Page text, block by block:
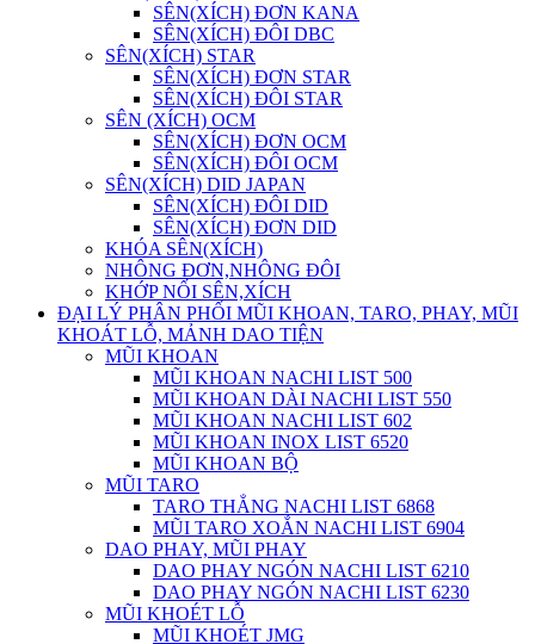
SÊN(XÍCH) ĐƠN KANA
SÊN(XÍCH) ĐÔI DBC
SÊN(XÍCH) STAR
SÊN(XÍCH) ĐƠN STAR
SÊN(XÍCH) ĐÔI STAR
SÊN (XÍCH) OCM
SÊN(XÍCH) ĐƠN OCM
SÊN(XÍCH) ĐÔI OCM
SÊN(XÍCH) DID JAPAN
SÊN(XÍCH) ĐÔI DID
SÊN(XÍCH) ĐƠN DID
KHÓA SÊN(XÍCH)
NHÔNG ĐƠN,NHÔNG ĐÔI
KHỚP NỐI SÊN,XÍCH
ĐẠI LÝ PHÂN PHỐI MŨI KHOAN, TARO, PHAY, MŨI
KHOÁT LỖ, MẢNH DAO TIỆN
MŨI KHOAN
MŨI KHOAN NACHI LIST 500
MŨI KHOAN DÀI NACHI LIST 550
MŨI KHOAN NACHI LIST 602
MŨI KHOAN INOX LIST 6520
MŨI KHOAN BỘ
MŨI TARO
TARO THẲNG NACHI LIST 6868
MŨI TARO XOẮN NACHI LIST 6904
DAO PHAY, MŨI PHAY
DAO PHAY NGÓN NACHI LIST 6210
DAO PHAY NGÓN NACHI LIST 6230
MŨI KHOÉT LỖ
MŨI KHOÉT JMG